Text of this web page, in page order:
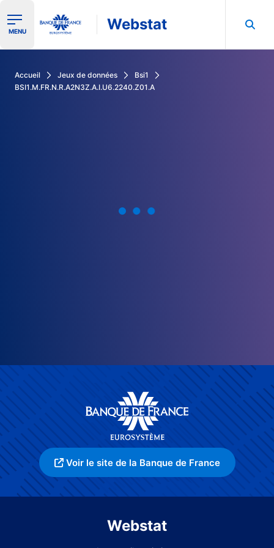
Ouvrir le menu de navigation
MENU Webstat
Accueil Jeux de données
Bsi1
BSI1.M.FR.N.R.A2N3Z.A.I.U6.2240.Z01.A
Voir le site de la Banque de France
Webstat